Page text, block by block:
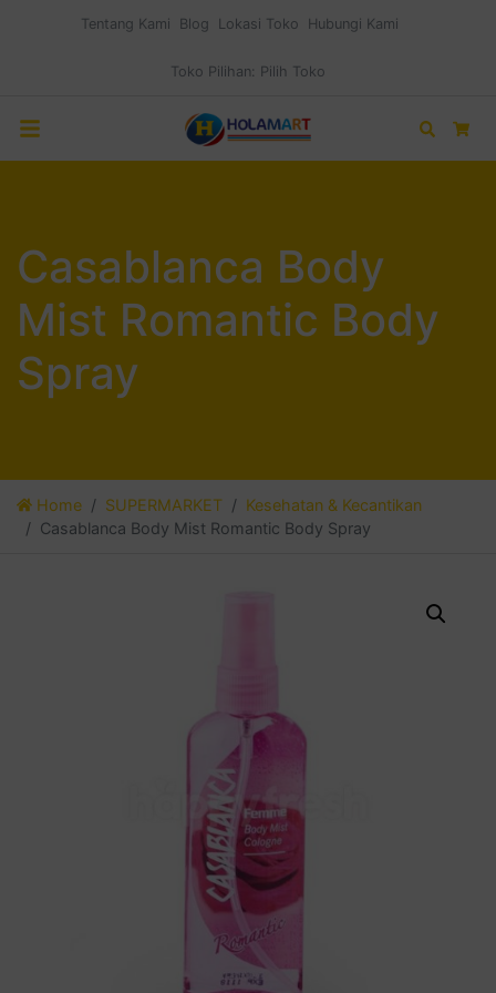
Tentang Kami Blog Lokasi Toko Hubungi Kami
Toko Pilihan: Pilih Toko
Search
Casablanca Body
Mist Romantic Body
Spray
Home SUPERMARKET
Kesehatan & Kecantikan
Casablanca Body Mist Romantic Body Spray